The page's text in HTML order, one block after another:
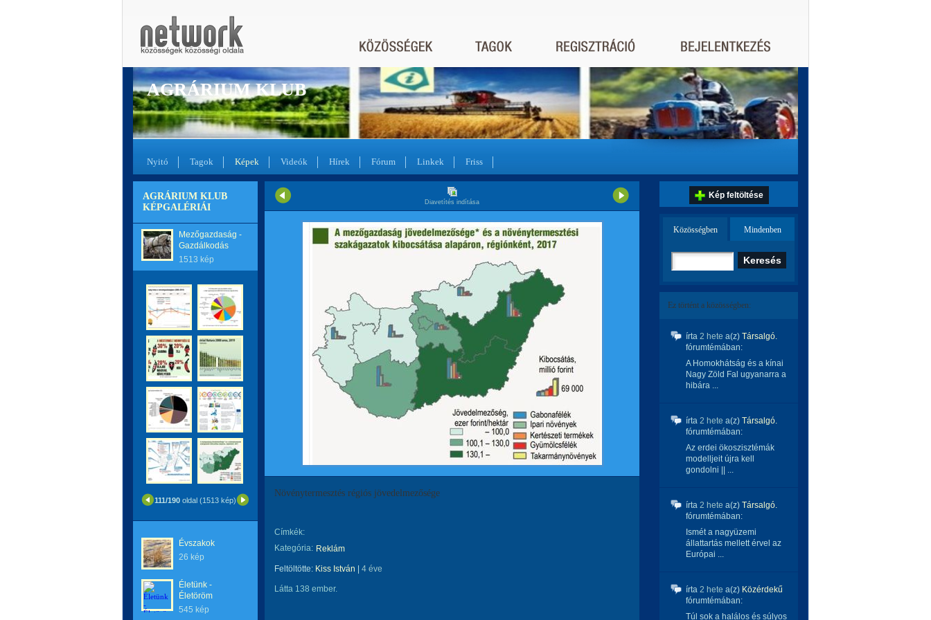
AGRÁRIUM KLUB
Nyitó Tagok Képek Videók Hírek Fórum Linkek Friss
AGRÁRIUM KLUB
KÉPGALÉRIÁI
Mezőgazdaság -
Gazdálkodás
1513 kép
111/190 oldal (1513 kép)
Évszakok
26 kép
Életünk -
Életöröm
545 kép
Diavetítés indítása
Növénytermesztés régiós jövedelmezősége
Címkék:
Kategória: Reklám
Feltöltötte: Kiss István 4 éve
Látta 138 ember.
Kép feltöltése
Közösségben Mindenben
Ez történt a közösségben:
írta 2 hete a(z) Társalgó.
fórumtémában:
A Homokhátság és a kínai
Nagy Zöld Fal ugyanarra a
hibára ...
írta 2 hete a(z) Társalgó.
fórumtémában:
Az erdei ökoszisztémák
modelljeit újra kell
gondolni || ...
írta 2 hete a(z) Társalgó.
fórumtémában:
Ismét a nagyüzemi
állattartás mellett érvel az
Európai ...
írta 2 hete a(z) Közérdekű
fórumtémában:
Túl sok a halálos és súlyos